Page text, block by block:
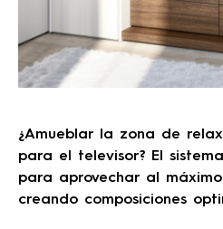
¿Amueblar la zona de
para el televisor? El
para aprovechar al
creando composiciones